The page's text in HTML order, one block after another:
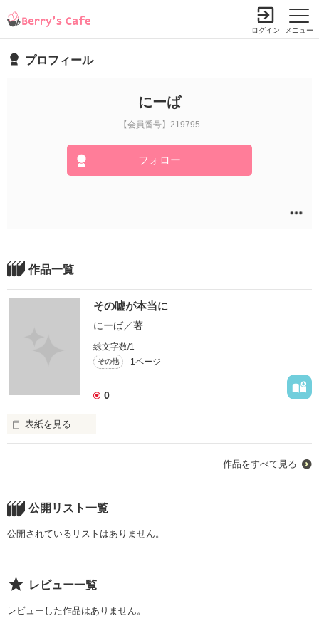
メニュー
ログイン
プロフィール
にーば
【会員番号】219795
フォロー
作品一覧
その嘘が本当に
にーば／著
総文字数/1
その他 1ページ
0
表紙を見る
作品をすべて見る
公開リスト一覧
公開されているリストはありません。
レビュー一覧
レビューした作品はありません。